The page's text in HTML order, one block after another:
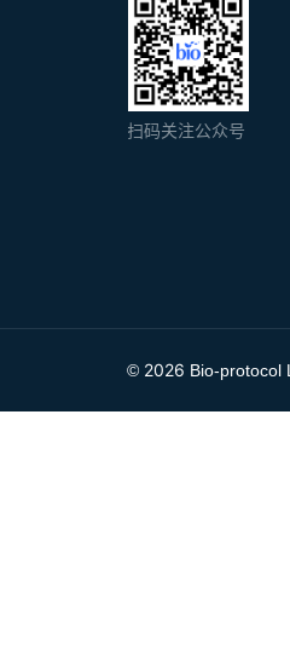
扫码关注公众号
© 2026 Bio-protocol